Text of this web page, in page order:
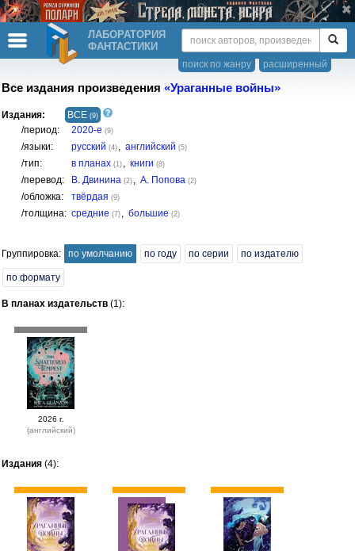
ЛАБОРАТОРИЯ
ФАНТАСТИКИ
расширенный
поиск по жанру
Все издания произведения «Ураганные войны»
Издания: ВСЕ (9)
/период: 2020-е (9)
/языки: русский (4) , английский (5)
/тип: в планах (1) , книги (8)
/перевод: В. Двинина (2) , А. Попова (2)
/обложка: твёрдая (9)
/толщина: средние (7) , большие (2)
Группировка: по умолчанию по году по серии по издателю
по формату
В планах издательств (1):
2026 г.
(английский)
Издания (4):